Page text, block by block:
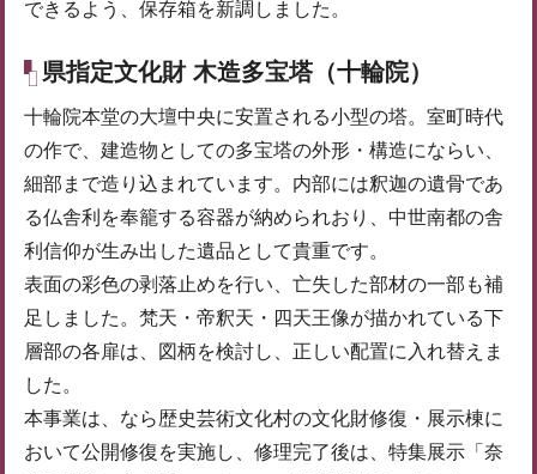
できるよう、保存箱を新調しました。
県指定文化財 木造多宝塔（十輪院）
十輪院本堂の大壇中央に安置される小型の塔。室町時代
の作で、建造物としての多宝塔の外形・構造にならい、
細部まで造り込まれています。内部には釈迦の遺骨であ
る仏舎利を奉籠する容器が納められおり、中世南都の舎
利信仰が生み出した遺品として貴重です。
表面の彩色の剥落止めを行い、亡失した部材の一部も補
足しました。梵天・帝釈天・四天王像が描かれている下
層部の各扉は、図柄を検討し、正しい配置に入れ替えま
した。
本事業は、なら歴史芸術文化村の文化財修復・展示棟に
おいて公開修復を実施し、修理完了後は、特集展示「奈